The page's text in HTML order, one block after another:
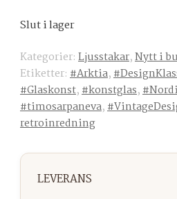
Slut i lager
Kategorier: Ljusstakar,Nytt i
Etiketter: #Arktia,
#Glaskonst,#konstglas,
#timosarpaneva,
retroinredning